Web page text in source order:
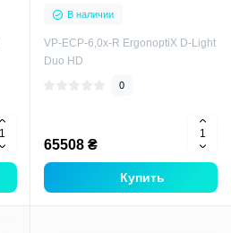
В наличии
VP-ECP-6,0x-R ErgonoptiX D-Light
Duo HD
0
65508 ₴
Купить